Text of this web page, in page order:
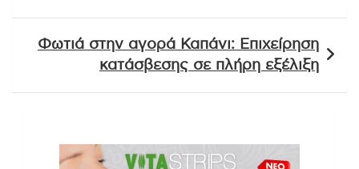
Φωτιά στην αγορά Καπάνι: Επιχείρηση
κατάσβεσης σε πλήρη εξέλιξη